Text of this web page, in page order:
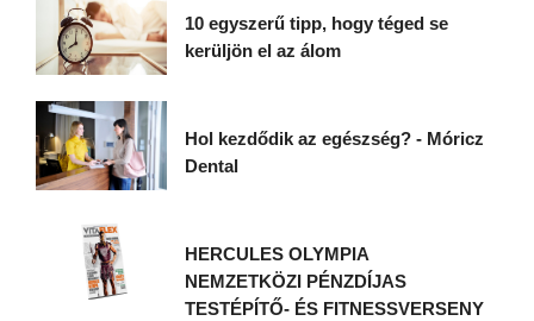
10 egyszerű tipp, hogy téged se
kerüljön el az álom
Hol kezdődik az egészség? - Móricz
Dental
HERCULES OLYMPIA
NEMZETKÖZI PÉNZDÍJAS
TESTÉPÍTŐ- ÉS FITNESSVERSENY